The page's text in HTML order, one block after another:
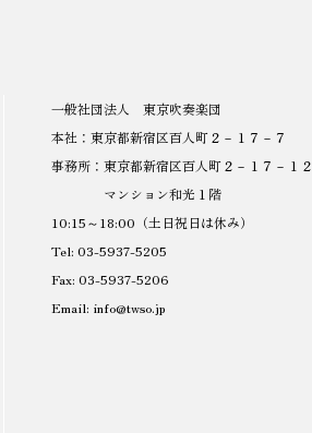
一般社団法人 東京吹奏楽団
本社：東京都新宿区百人町２－１７－７
事務所：東京都新宿区百人町２－１７－１２
マンション和光１階
10:15～18:00（土日祝日は休み）
Tel: 03-5937-5205
Fax: 03-5937-5206
Email: info@twso.jp